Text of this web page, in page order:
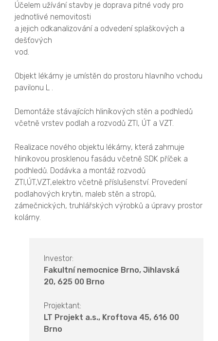
Účelem užívání stavby je doprava pitné vody pro
jednotlivé nemovitosti
a jejich odkanalizování a odvedení splaškových a
dešťových
vod.
Objekt lékárny je umístěn do prostoru hlavního vchodu
pavilonu L .
Demontáže stávajících hliníkových stěn a podhledů
včetně vrstev podlah a rozvodů ZTI, ÚT a VZT.
Realizace nového objektu lékárny, která zahrnuje
hliníkovou prosklenou fasádu včetně SDK příček a
podhledů. Dodávka a montáž rozvodů
ZTI,ÚT,VZT,elektro včetně příslušenství. Provedení
podlahových krytin, maleb stěn a stropů,
zámečnických, truhlářských výrobků a úpravy prostor
kolárny.
Investor:
Fakultní nemocnice Brno, Jihlavská
20, 625 00 Brno
Projektant:
LT Projekt a.s., Kroftova 45, 616 00
Brno